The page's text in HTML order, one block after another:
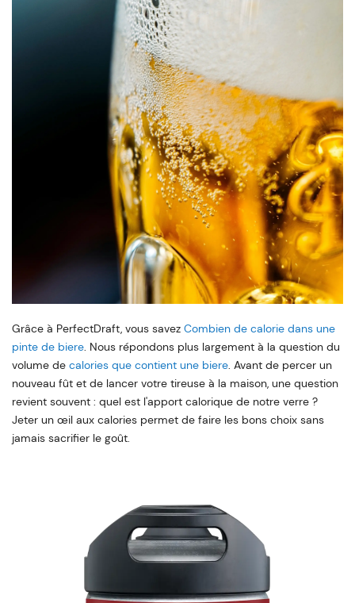
Grâce à PerfectDraft, vous savez Combien de calorie dans une
pinte de biere. Nous répondons plus largement à la question du
volume de calories que contient une biere. Avant de percer un
nouveau fût et de lancer votre tireuse à la maison, une question
revient souvent : quel est l'apport calorique de notre verre ?
Jeter un œil aux calories permet de faire les bons choix sans
jamais sacrifier le goût.